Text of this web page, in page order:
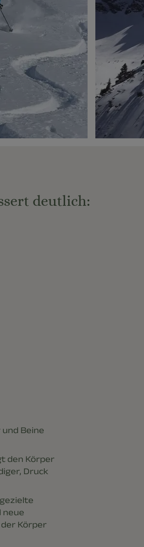
deutlich:
Beine
den Körper
Druck
neue
Körper